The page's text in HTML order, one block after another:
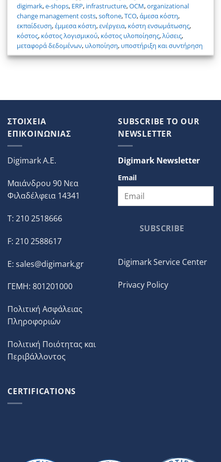
digimark,e-shops, ERP, infrastructure,OCM,organizational
change management costs,softone,TCO,άμεσα κόστη,
εκπαίδευση,έμμεσα κόστη,ενέργεια, κόστη ενσωμάτωσης,
κόστος, κόστος λογισμικού, κόστος υλοποίησης,λύσεις,
μεταφορά δεδομένων, υλοποίηση, υποστήριξη και συντήρηση
ΣΤΟΙΧΕΙΑ
ΕΠΙΚΟΙΝΩΝΙΑΣ
Digimark A.E.
Μαιάνδρου 90 Νεα
Φιλαδέλφεια 14341
T: 210 2518666
F: 210 2588617
E: sales@digimark.gr
ΓΕΜΗ: 801201000
Πολιτική Ασφάλειας
Πληροφοριών
Πολιτική Ποιότητας και
Περιβάλλοντος
SUBSCRIBE TO OUR
NEWSLETTER
Digimark Newsletter
Email
SUBSCRIBE
Digimark Service Center
Privacy Policy
CERTIFICATIONS